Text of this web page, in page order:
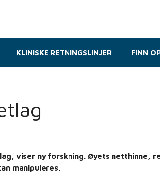
KLINISKE RETNINGSLINJER FINN
viser ny forskning. Øyets netthinne,
manipuleres.